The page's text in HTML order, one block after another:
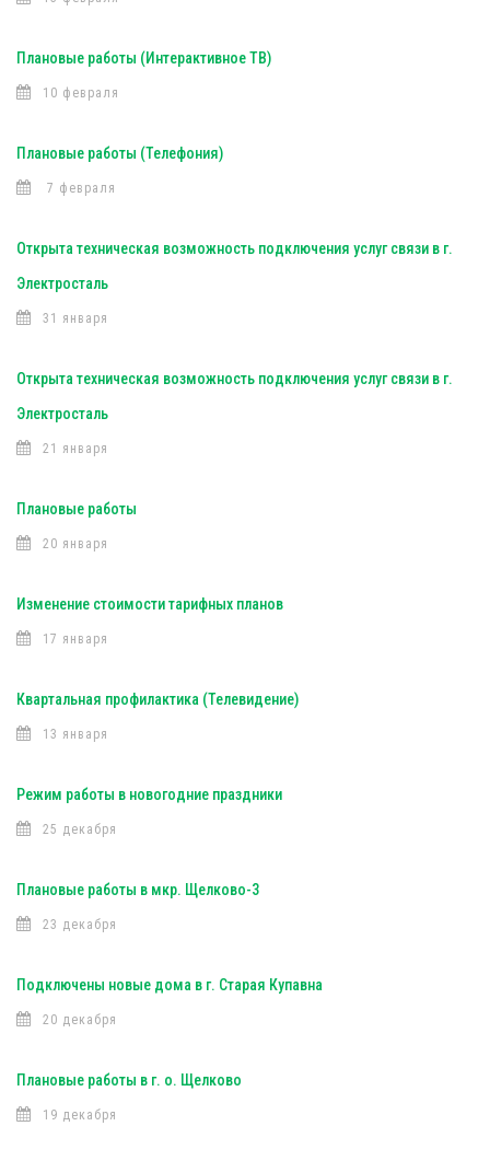
Плановые работы (Интерактивное ТВ)
10 февраля
Плановые работы (Телефония)
7 февраля
Открыта техническая возможность подключения услуг связи в г.
Электросталь
31 января
Открыта техническая возможность подключения услуг связи в г.
Электросталь
21 января
Плановые работы
20 января
Изменение стоимости тарифных планов
17 января
Квартальная профилактика (Телевидение)
13 января
Режим работы в новогодние праздники
25 декабря
Плановые работы в мкр. Щелково-3
23 декабря
Подключены новые дома в г. Старая Купавна
20 декабря
Плановые работы в г. о. Щелково
19 декабря